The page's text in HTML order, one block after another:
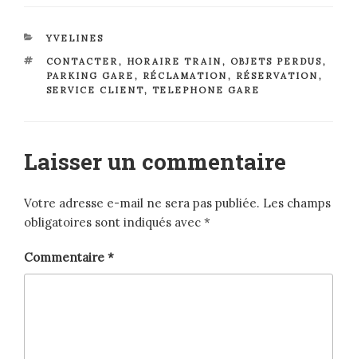
CATÉGORIES
YVELINES
ÉTIQUETTES
CONTACTER, HORAIRE TRAIN , OBJETS PERDUS,
PARKING GARE , RÉCLAMATION , RÉSERVATION ,
SERVICE CLIENT, TELEPHONE GARE
Laisser un commentaire
Votre adresse e-mail ne sera pas publiée. Les champs
obligatoires sont indiqués avec *
Commentaire *